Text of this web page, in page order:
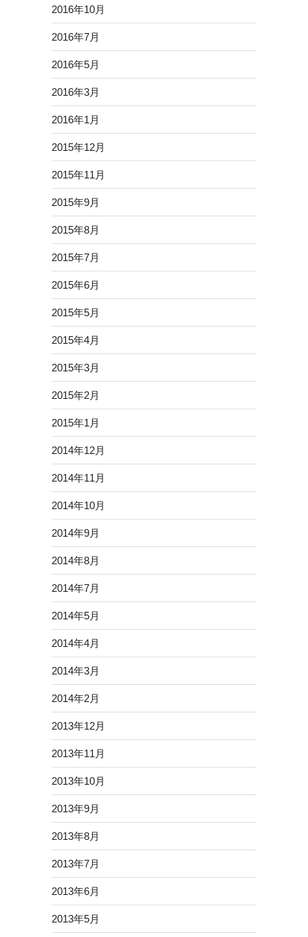
2016年10月
2016年7月
2016年5月
2016年3月
2016年1月
2015年12月
2015年11月
2015年9月
2015年8月
2015年7月
2015年6月
2015年5月
2015年4月
2015年3月
2015年2月
2015年1月
2014年12月
2014年11月
2014年10月
2014年9月
2014年8月
2014年7月
2014年5月
2014年4月
2014年3月
2014年2月
2013年12月
2013年11月
2013年10月
2013年9月
2013年8月
2013年7月
2013年6月
2013年5月